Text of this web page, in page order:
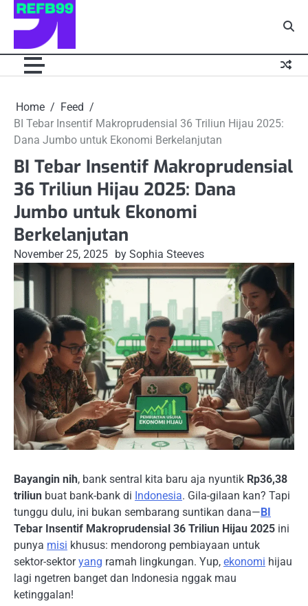
Skip
Home
Feed
BI Tebar Insentif Makroprudensial 36 Triliun Hijau 2025:
Dana Jumbo untuk Ekonomi Berkelanjutan
BI Tebar Insentif Makroprudensial
36 Triliun Hijau 2025: Dana
Jumbo untuk Ekonomi
Berkelanjutan
November 25, 2025 by Sophia Steeves
Bayangin nih, bank sentral kita baru aja nyuntik Rp36,38
triliun buat bank-bank di Indonesia. Gila-gilaan kan? Tapi
tunggu dulu, ini bukan sembarang suntikan dana—BI
Tebar Insentif Makroprudensial 36 Triliun Hijau 2025 ini
punya misi khusus: mendorong pembiayaan untuk
sektor-sektoryang ramah lingkungan. Yup, ekonomi hijau
lagi ngetren banget dan Indonesia nggak mau
ketinggalan!